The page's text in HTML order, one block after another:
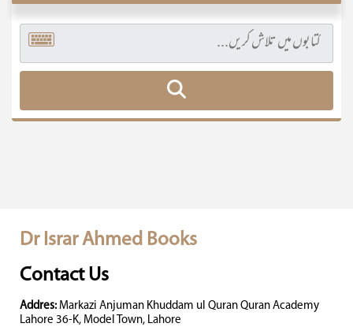
Dr Israr Ahmed Books
Contact Us
Addres: Markazi Anjuman Khuddam ul Quran Quran Academy
Lahore 36-K, Model Town, Lahore